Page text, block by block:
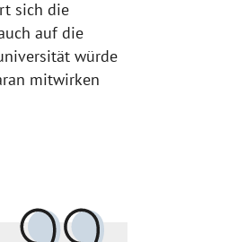
sich die
auf die
würde
mitwirken